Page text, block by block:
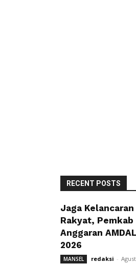
RECENT POSTS
Jaga
Rakyat,
Anggaran
2026
MANSEL redaksi -